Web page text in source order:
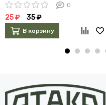
0
25 ₽ 35 ₽
В корзину